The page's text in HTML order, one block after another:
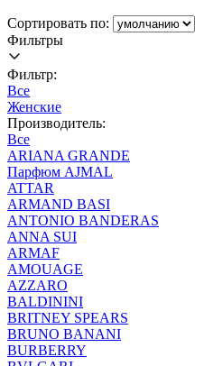
Сортировать по:
Фильтры
Фильтр:
Все
Женские
Производитель:
Все
ARIANA GRANDE
Парфюм AJMAL
ATTAR
ARMAND BASI
ANTONIO BANDERAS
ANNA SUI
ARMAF
AMOUAGE
AZZARO
BALDININI
BRITNEY SPEARS
BRUNO BANANI
BURBERRY